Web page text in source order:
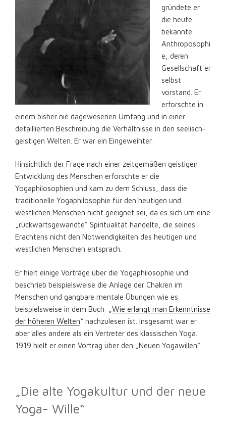
gründete er
die heute
bekannte
Anthroposophi
e, deren
Gesellschaft er
selbst
vorstand. Er
erforschte in
einem bisher nie dagewesenen Umfang und in einer
detaillierten Beschreibung die Verhältnisse in den seelisch-
geistigen Welten. Er war ein Eingeweihter.
Hinsichtlich der Frage nach einer zeitgemäßen geistigen
Entwicklung des Menschen erforschte er die
Yogaphilosophien und kam zu dem Schluss, dass die
traditionelle Yogaphilosophie für den heutigen und
westlichen Menschen nicht geeignet sei, da es sich um eine
„rückwärtsgewandte“ Spiritualität handelte, die seines
Erachtens nicht den Notwendigkeiten des heutigen und
westlichen Menschen entsprach.
Er hielt einige Vorträge über die Yogaphilosophie und
beschrieb beispielsweise die Anlage der Chakren im
Menschen und gangbare mentale Übungen wie es
beispielsweise in dem Buch „ Wie erlangt man Erkenntnisse
der höheren Welten“ nachzulesen ist. Insgesamt war er
aber alles andere als ein Vertreter des klassischen Yoga.
1919 hielt er einen Vortrag über den „Neuen Yogawillen“
„Die alte Yogakultur und der neue
Yoga- Wille“